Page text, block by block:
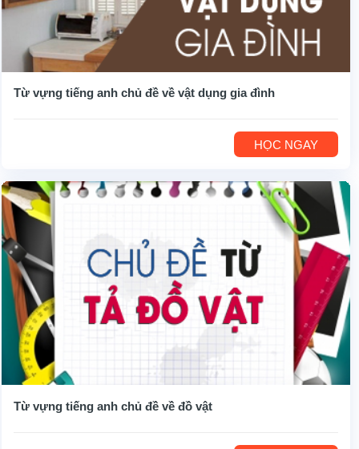
Từ vựng tiếng anh chủ đề về vật dụng gia đình
HỌC NGAY
Từ vựng tiếng anh chủ đề về đồ vật